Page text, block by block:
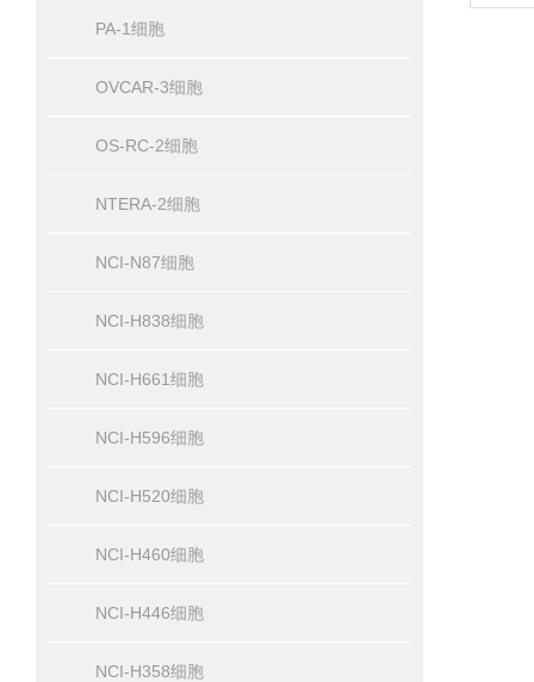
PA-1细胞
OVCAR-3细胞
OS-RC-2细胞
NTERA-2细胞
NCI-N87细胞
NCI-H838细胞
NCI-H661细胞
NCI-H596细胞
NCI-H520细胞
NCI-H460细胞
NCI-H446细胞
NCI-H358细胞